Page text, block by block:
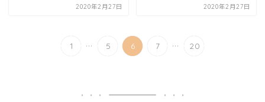
2020年2月27日 2020年2月27日
1 ... 5 6 7 ... 20